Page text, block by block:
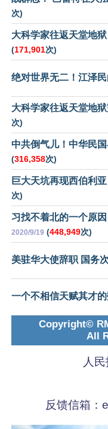
次)
大科学家往返天堂地
(171,901次)
绝对世界无二！江泽
大科学家往返天堂地
次)
中共倒气儿！中华民
(316,358次)
巨大天坑再现西伯利
次)
习找不着北的一个原
2020/9/19 (448,949次)
美驻华大使辞职 国务
一个不相信天赋其才
Copyright©
All
人
反馈信箱：